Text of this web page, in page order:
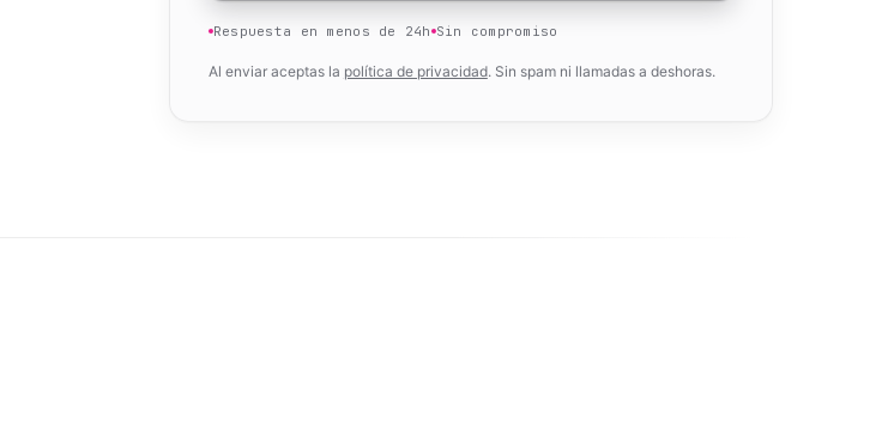
Respuesta en menos de 24h Sin compromiso
Al enviar aceptas la política de privacidad. Sin spam ni llamadas a deshoras.